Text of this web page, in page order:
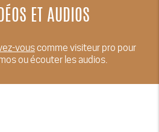
ET AUDIOS
vouscomme visiteur pro pour
ou écouter les audios.